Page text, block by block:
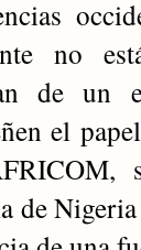
no
de un
el
de